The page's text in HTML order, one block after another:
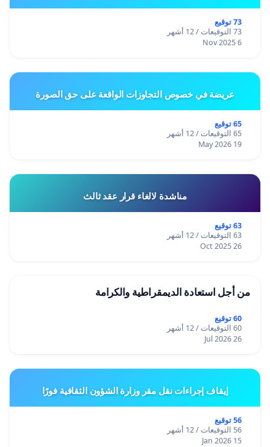
73 توقيع
73 التوقيعات / 12 أشهر
6 Nov 2025
عريضة في خصوص التجاوزات الواقعة على حق الصورة
65 توقيع
65 التوقيعات / 12 أشهر
19 May 2026
مناشدة لالغاء قرار عقد ثالث
63 توقيع
63 التوقيعات / 12 أشهر
26 Oct 2025
من أجل استعادة الديمقراطية والكرامة
60 توقيع
60 التوقيعات / 12 أشهر
26 Jul 2026
إيقاف إجراءات نقل مقر وزارة الشؤون الثقافية فورًا
56 توقيع
56 التوقيعات / 12 أشهر
15 Jan 2026